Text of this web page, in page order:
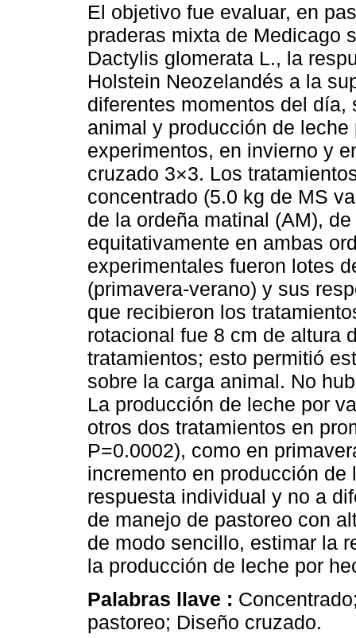
El objetivo fue evaluar, en
praderas mixta de Medicago
Dactylis glomerata L., la
Holstein Neozelandés a la
diferentes momentos del
animal y producción de
experimentos, en invierno y
cruzado 3×3. Los
concentrado (5.0 kg de MS
de la ordeña matinal (AM),
equitativamente en ambas
experimentales fueron lotes
(primavera-verano) y sus
que recibieron los
rotacional fue 8 cm de altura
tratamientos; esto permitió
sobre la carga animal. No
La producción de leche por
otros dos tratamientos en
P=0.0002), como en
incremento en producción
respuesta individual y no a
de manejo de pastoreo con
de modo sencillo, estimar la
la producción de leche por
Palabras llave :
pastoreo; Diseño cruzado.